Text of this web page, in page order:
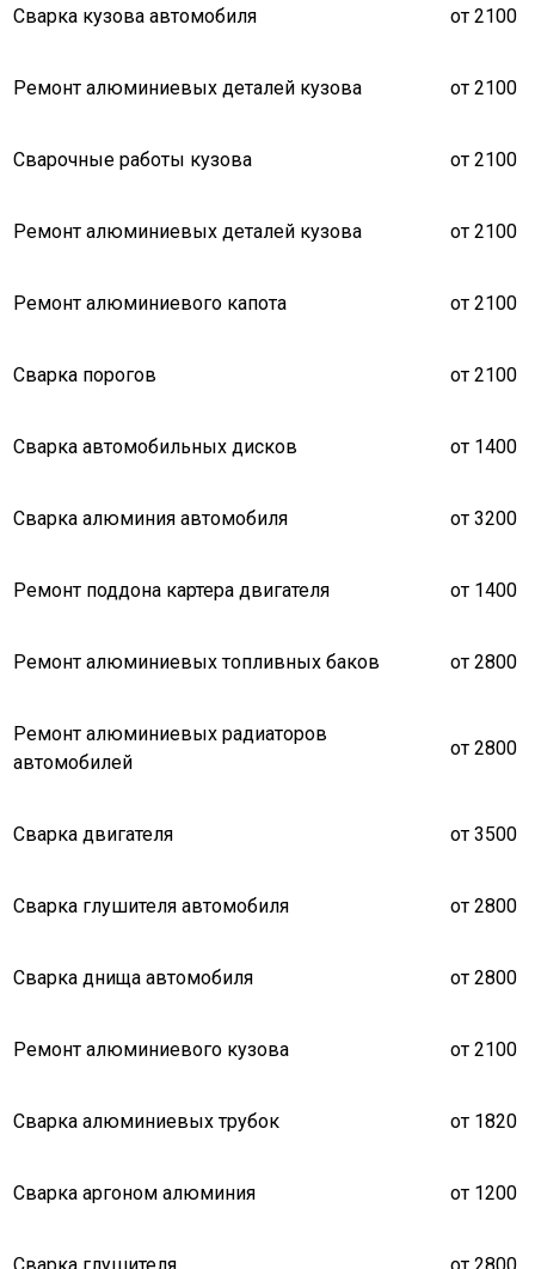
Сварка кузова автомобиля от 2100
Ремонт алюминиевых деталей кузова от 2100
Сварочные работы кузова от 2100
Ремонт алюминиевых деталей кузова от 2100
Ремонт алюминиевого капота от 2100
Сварка порогов от 2100
Сварка автомобильных дисков от 1400
Сварка алюминия автомобиля от 3200
Ремонт поддона картера двигателя от 1400
Ремонт алюминиевых топливных баков от 2800
Ремонт алюминиевых радиаторов
автомобилей
от 2800
Сварка двигателя от 3500
Сварка глушителя автомобиля от 2800
Сварка днища автомобиля от 2800
Ремонт алюминиевого кузова от 2100
Сварка алюминиевых трубок от 1820
Сварка аргоном алюминия от 1200